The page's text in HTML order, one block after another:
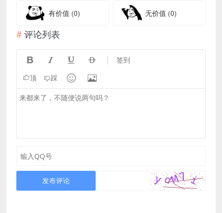
有价值 (0) 无价值 (0)
评论列表
    签到
顶 踩  
发布评论